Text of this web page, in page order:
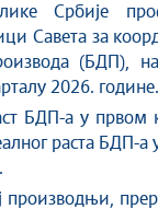
Савета за
(БДП), на
2026. године.
БДП-а у првом
раста БДП-
производњи,